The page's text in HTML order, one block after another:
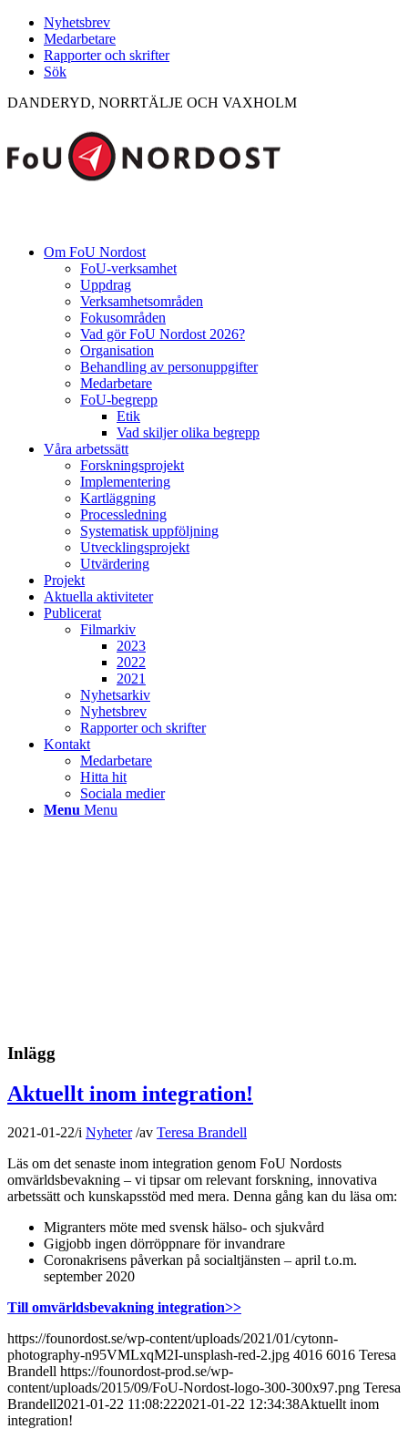
Nyhetsbrev
Medarbetare
Rapporter och skrifter
Sök
DANDERYD, NORRTÄLJE OCH VAXHOLM
Om FoU Nordost
FoU-verksamhet
Uppdrag
Verksamhetsområden
Fokusområden
Vad gör FoU Nordost 2026?
Organisation
Behandling av personuppgifter
Medarbetare
FoU-begrepp
Etik
Vad skiljer olika begrepp
Våra arbetssätt
Forskningsprojekt
Implementering
Kartläggning
Processledning
Systematisk uppföljning
Utvecklingsprojekt
Utvärdering
Projekt
Aktuella aktiviteter
Publicerat
Filmarkiv
2023
2022
2021
Nyhetsarkiv
Nyhetsbrev
Rapporter och skrifter
Kontakt
Medarbetare
Hitta hit
Sociala medier
Menu Menu
Inlägg
Aktuellt inom integration!
2021-01-22/i Nyheter /av Teresa Brandell
Läs om det senaste inom integration genom FoU Nordosts
omvärldsbevakning – vi tipsar om relevant forskning, innovativa
arbetssätt och kunskapsstöd med mera. Denna gång kan du läsa om:
Migranters möte med svensk hälso- och sjukvård
Gigjobb ingen dörröppnare för invandrare
Coronakrisens påverkan på socialtjänsten – april t.o.m.
september 2020
Till omvärldsbevakning integration>>
https://founordost.se/wp-content/uploads/2021/01/cytonn-
photography-n95VMLxqM2I-unsplash-red-2.jpg 4016 6016 Teresa
Brandell https://founordost-prod.se/wp-
content/uploads/2015/09/FoU-Nordost-logo-300-300x97.png Teresa
Brandell2021-01-22 11:08:222021-01-22 12:34:38Aktuellt inom
integration!